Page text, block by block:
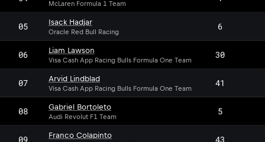
McLaren Formula 1 Team
05 Isack Hadjar
Oracle Red Bull Racing 6
06 Liam Lawson
Visa Cash App Racing Bulls Formula One Team 30
07 Arvid Lindblad
Visa Cash App Racing Bulls Formula One Team 41
08 Gabriel Bortoleto
Audi Revolut F1 Team 5
09 Franco Colapinto 43